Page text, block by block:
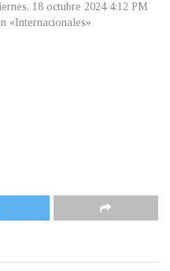
18 octubre 2024 4:12 PM
«Internacionales»